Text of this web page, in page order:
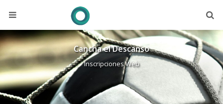
Cancha el Descanso
Inscripciones Web